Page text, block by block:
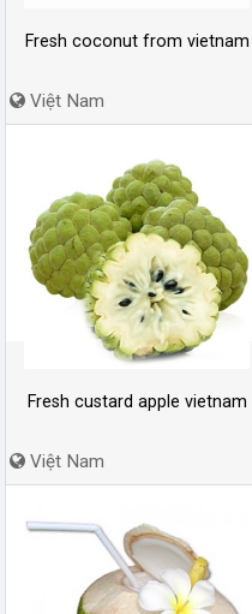
Fresh coconut from vietnam
Việt Nam
Fresh custard apple vietnam
Việt Nam